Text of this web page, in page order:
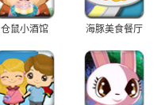
仓鼠小酒馆 海豚美食餐厅